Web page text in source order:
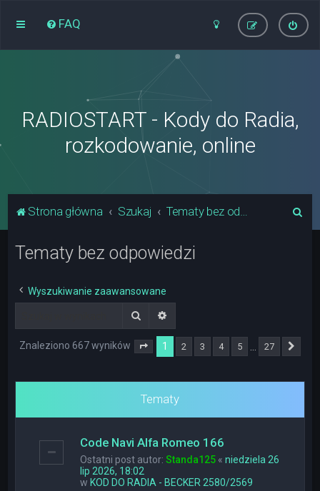
FAQ
RADIOSTART - Kody do Radia,
rozkodowanie, online
Strona główna Szukaj Tematy bez odpowiedzi
Tematy bez odpowiedzi
Wyszukiwanie zaawansowane
Szukaj
Znaleziono 667 wyników Strona 1z 27
1 2 3 4 5 27
Tematy
Code Navi Alfa Romeo 166
Ostatni post autor:Standa125 «niedziela 26
lip 2026, 18:02
w KOD DO RADIA - BECKER 2580/2569